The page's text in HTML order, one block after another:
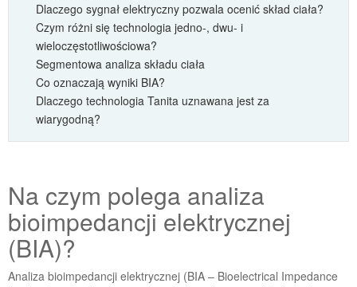
Dlaczego sygnał elektryczny pozwala ocenić skład ciała?
Czym różni się technologia jedno-, dwu- i
wieloczęstotliwościowa?
Segmentowa analiza składu ciała
Co oznaczają wyniki BIA?
Dlaczego technologia Tanita uznawana jest za
wiarygodną?
Na czym polega analiza
bioimpedancji elektrycznej
(BIA)?
Analiza bioimpedancji elektrycznej (BIA – Bioelectrical Impedance